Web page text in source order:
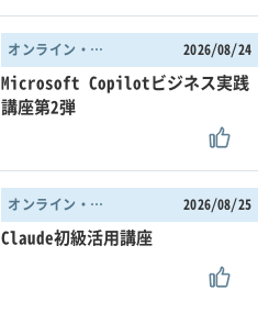
オンライン・東京都 2026/08/24
Microsoft Copilotビジネス実践
講座第2弾
オンライン・東京都 2026/08/25
Claude初級活用講座